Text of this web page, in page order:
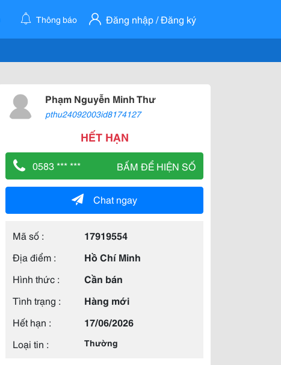
Thông báo Đăng nhập / Đăng ký
Phạm Nguyễn Minh Thư
pthu24092003id8174127
HẾT HẠN
0583 *** *** BẤM ĐỂ HIỆN SỐ
Chat ngay
Mã số :
17919554
Địa điểm :
Hồ Chí Minh
Hình thức :
Cần bán
Tình trạng :
Hàng mới
Hết hạn :
17/06/2026
Loại tin :
Thường